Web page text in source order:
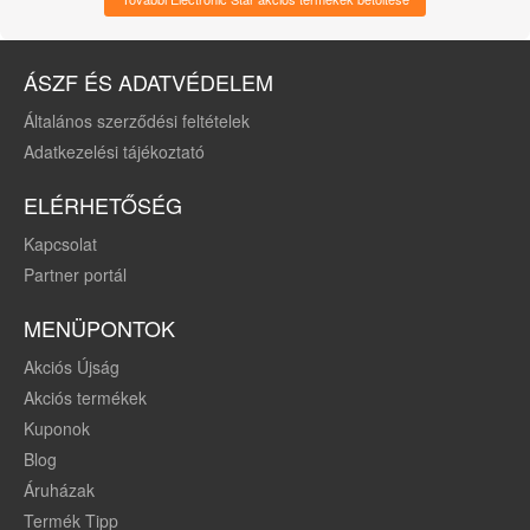
méret
ÁSZF ÉS ADATVÉDELEM
Általános szerződési feltételek
Adatkezelési tájékoztató
ELÉRHETŐSÉG
Kapcsolat
Partner portál
MENÜPONTOK
Akciós Újság
Akciós termékek
Kuponok
Blog
Áruházak
Termék Tipp